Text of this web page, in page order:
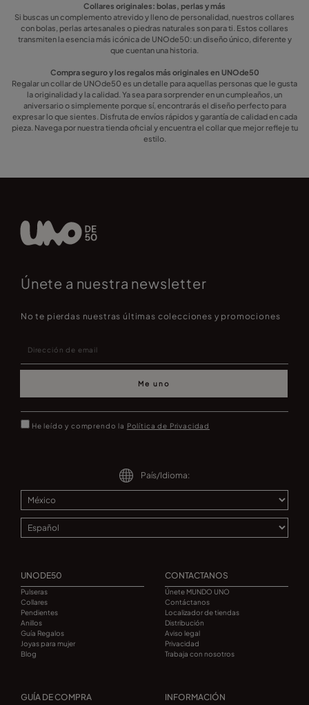
Collares originales: bolas, perlas y más
Si buscas un complemento atrevido y lleno de personalidad, nuestros collares
con bolas, perlas artesanales o piedras naturales son para ti. Estos collares
transmiten la esencia más icónica de UNOde50: un diseño único, diferente y
que cuentan una historia.
Compra seguro y los regalos más originales en UNOde50
Regalar un collar de UNOde50 es un detalle para aquellas personas que le gusta
la originalidad y la calidad. Ya sea para sorprender en un cumpleaños, un
aniversario o simplemente porque sí, encontrarás el diseño perfecto para
expresar lo que sientes. Disfruta de envíos rápidos y garantía de calidad en cada
pieza. Navega por nuestra tienda oficial y encuentra el collar que mejor refleje tu
estilo.
Únete a nuestra newsletter
No te pierdas nuestras últimas colecciones y promociones
Me uno
He leído y comprendo la Política de Privacidad
País/Idioma:
UNODE50
Pulseras
Collares
Pendientes
Anillos
Guía Regalos
Joyas para mujer
Blog
CONTACTANOS
Únete MUNDO UNO
Contáctanos
Localizador de tiendas
Distribución
Aviso legal
Privacidad
Trabaja con nosotros
GUÍA DE COMPRA INFORMACIÓN